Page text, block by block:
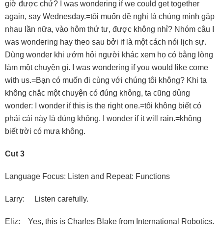
giờ được chứ? I was wondering if we could get together
again, say Wednesday.=tôi muốn đề nghị là chúng mình gặp
nhau lần nữa, vào hôm thứ tư, được không nhỉ? Nhóm câu I
was wondering hay theo sau bởi if là một cách nói lịch sự.
Dùng wonder khi ướm hỏi người khác xem họ có bằng lòng
làm một chuyện gì. I was wondering if you would like come
with us.=Bạn có muốn đi cùng với chúng tôi không? Khi ta
không chắc một chuyện có đúng không, ta cũng dủng
wonder: I wonder if this is the right one.=tôi không biết có
phải cái này là đúng không. I wonder if it will rain.=không
biết trời có mưa không.
Cut 3
Language Focus: Listen and Repeat: Functions
Larry: Listen carefully.
Eliz: Yes, this is Charles Blake from International Robotics.